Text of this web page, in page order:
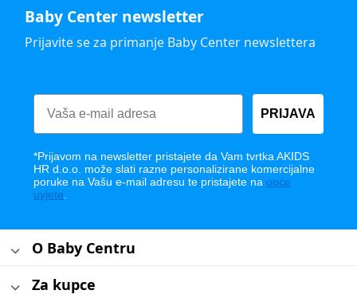
Baby Center newsletter
Prijavite se za primanje Baby Center newslettera
PRIJAVA
*Prijavom na newsletter pristajete da Vam tvrtka AKIDS
HR d.o.o. može slati razne personalizirane komercijalne
poruke na Vašu e-mail adresu te pristajete na opće
uvjete
O Baby Centru
Za kupce